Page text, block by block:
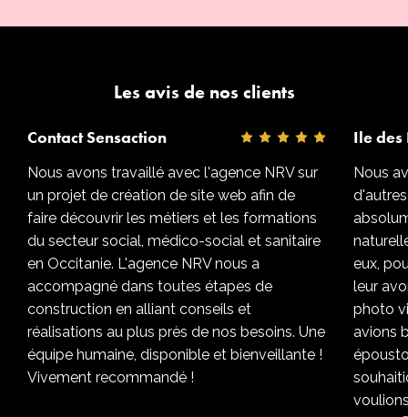
Les avis de nos clients
Contact Sensaction
Nous avons travaillé avec l'agence NRV sur
un projet de création de site web afin de
faire découvrir les métiers et les formations
du secteur social, médico-social et sanitaire
en Occitanie. L'agence NRV nous a
accompagné dans toutes étapes de
construction en alliant conseils et
réalisations au plus près de nos besoins. Une
équipe humaine, disponible et bienveillante !
Vivement recommandé !
Ile des
Nous
eux,
leur
photo
avions